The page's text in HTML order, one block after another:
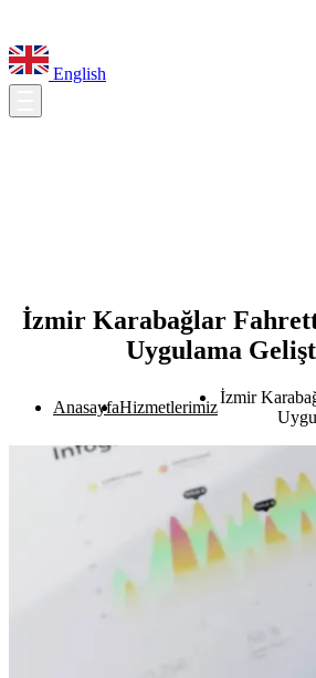
English
İzmir Karabağlar
Uygulama
AnasayfaHizmetlerimiz
İzmir